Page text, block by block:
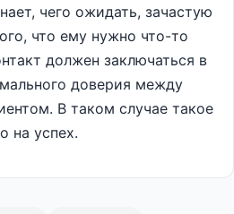
чего ожидать, зачастую
что ему нужно что-то
должен заключаться в
доверия между
В таком случае такое
на успех.